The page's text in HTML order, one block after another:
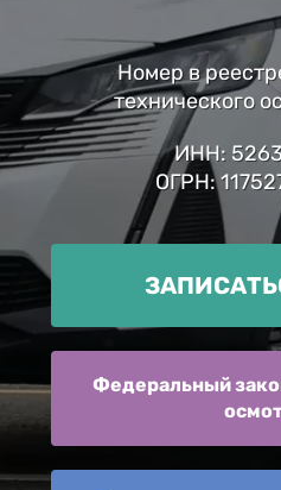
Номер в
технического
ИНН:
ОГРН:
Федеральный